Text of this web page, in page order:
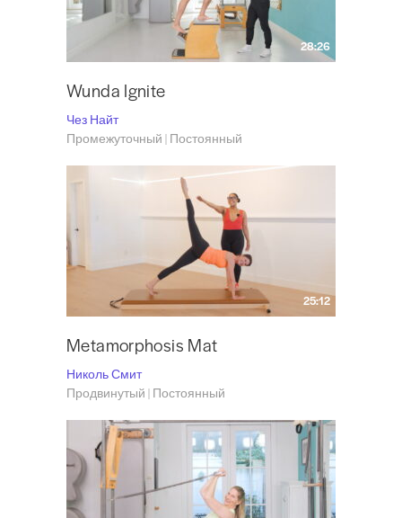
28:26
Wunda Ignite
Чез Найт
Промежуточный | Постоянный
25:12
Metamorphosis Mat
Николь Смит
Продвинутый | Постоянный